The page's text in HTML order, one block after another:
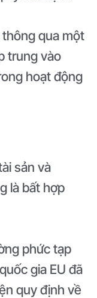
qua một
trung vào
hoạt động
sản và
là bất hợp
phức tạp
gia EU đã
quy định về